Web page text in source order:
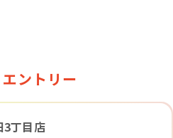
ントリー
3丁目店